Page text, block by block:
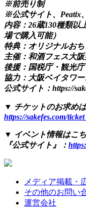
※前売り制
※公式サイト、Peatix
内容：26蔵130種類以
場で購入可能）
特典：オリジナルお
主催：和酒フェス大
後援：国税庁・観光庁
協力：大阪ベイタワ
公式サイト：https://
▼ チケットのお求め
https://sakefes.com/
▼ イベント情報はこ
『公式サイト』：
メディア掲載・
その他のお問い
運営会社